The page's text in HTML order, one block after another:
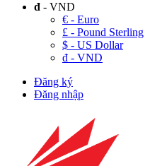
đ - VND
€ - Euro
£ - Pound Sterling
$ - US Dollar
đ - VND
Đăng ký
Đăng nhập